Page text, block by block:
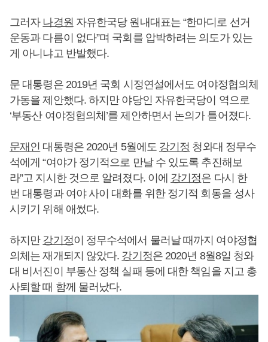
그러자 나경원 자유한국당 원내대표는 “한마디로 선거
운동과 다름이 없다”며 국회를 압박하려는 의도가 있는
게 아니냐고 반발했다.
문 대통령은 2019년 국회 시정연설에서도 여야정협의체
가동을 제안했다. 하지만 야당인 자유한국당이 역으로
‘부동산 여야정협의체’를 제안하면서 논의가 틀어졌다.
문재인 대통령은 2020년 5월에도 강기정 청와대 정무수
석에게 “여야가 정기적으로 만날 수 있도록 추진해보
라”고 지시한 것으로 알려졌다. 이에 강기정은 다시 한
번 대통령과 여야 사이 대화를 위한 정기적 회동을 성사
시키기 위해 애썼다.
하지만 강기정이 정무수석에서 물러날 때까지 여야정협
의체는 재개되지 않았다. 강기정은 2020년 8월8일 청와
대 비서진이 부동산 정책 실패 등에 대한 책임을 지고 총
사퇴할 때 함께 물러났다.